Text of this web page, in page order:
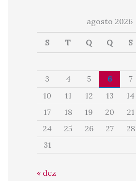
agosto 2026
S T Q Q S
3
4 5 6 7
10
11 12 13 14
17
18 19 20 21
24
25 26 27 28
31
« dez